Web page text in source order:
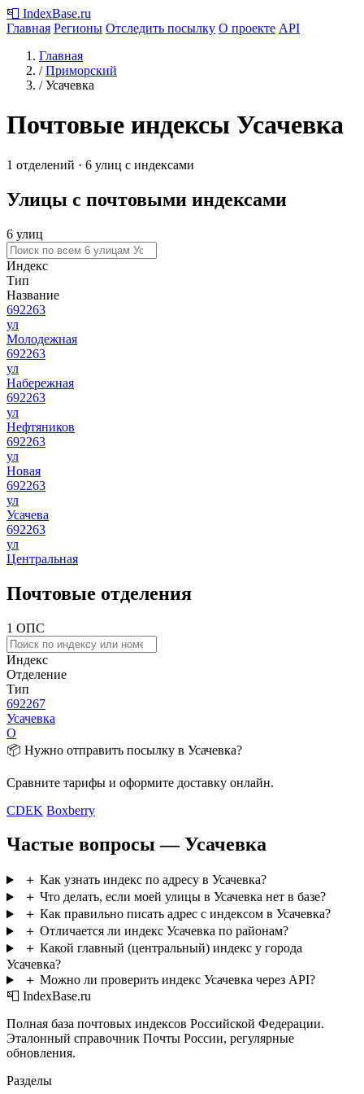
📮 IndexBase.ru
Главная Регионы Отследить посылку О проекте API
Главная
/ Приморский
/ Усачевка
Почтовые индексы Усачевка
1 отделений · 6 улиц с индексами
Улицы с почтовыми индексами
6 улиц
Индекс
Тип
Название
692263
ул
Молодежная
692263
ул
Набережная
692263
ул
Нефтяников
692263
ул
Новая
692263
ул
Усачева
692263
ул
Центральная
Почтовые отделения
1 ОПС
Индекс
Отделение
Тип
692267
Усачевка
О
📦 Нужно отправить посылку в Усачевка?
Сравните тарифы и оформите доставку онлайн.
CDEK Boxberry
Частые вопросы — Усачевка
＋ Как узнать индекс по адресу в Усачевка?
＋ Что делать, если моей улицы в Усачевка нет в базе?
＋ Как правильно писать адрес с индексом в Усачевка?
＋ Отличается ли индекс Усачевка по районам?
＋ Какой главный (центральный) индекс у города
Усачевка?
＋ Можно ли проверить индекс Усачевка через API?
📮 IndexBase.ru
Полная база почтовых индексов Российской Федерации.
Эталонный справочник Почты России, регулярные
обновления.
Разделы